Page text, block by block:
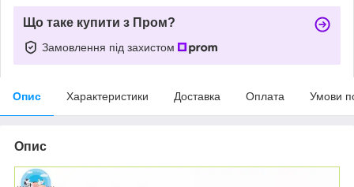
Що таке купити з Пром?
Замовлення під захистом
Опис Характеристики Доставка Оплата Умови
Опис